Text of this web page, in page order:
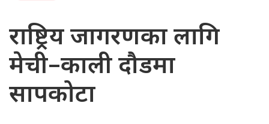
राष्ट्रिय जागरणका लागि
मेची–काली दौडमा
सापकोटा